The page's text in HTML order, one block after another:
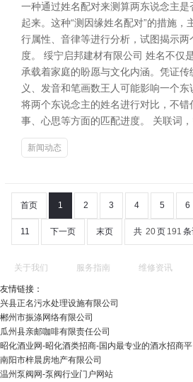
一种通过姓名配对来测算两东说念主
起来。这种“测因缘姓名配对”的措施，
行属性、音律等进行分析，试图揭示
度。 绥宁启邦建材有限公司 姓名不仅
承载着家庭的盼愿与文化内涵。凭证
义、发音和笔画数王人可能影响一个东
将两个东说念主的姓名进行对比，不
事、心思等方面的匹配进度。 关联词
新闻动态
首页 1 2 3 4 5 6
11 下一页 末页 共 20页 191
关于我们 服务指南 维修资讯
友情链接：
兴县正名污水处理设施有限公司
郴州市振涤网络有限公司
瓜州县亲邮咖啡有限责任公司
昭化酒业网-昭化酒类招商-国内最专业的酒水招商
南阳市梓晨房地产有限公司
温州泵阀网-泵阀行业门户网站